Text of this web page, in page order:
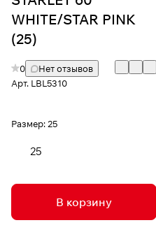
WHITE/STAR PINK
(25)
0
Нет отзывов
Арт. LBL5310
Размер:25
25
В корзину